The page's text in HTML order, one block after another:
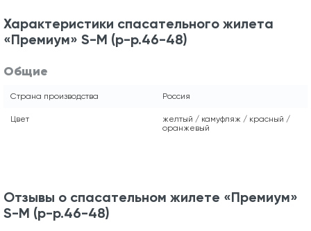
Характеристики спасательного жилета
«Премиум» S-M (р-р.46-48)
Общие
Страна производства Россия
Цвет
желтый / камуфляж / красный /
оранжевый
Отзывы о спасательном жилете «Премиум»
S-M (р-р.46-48)